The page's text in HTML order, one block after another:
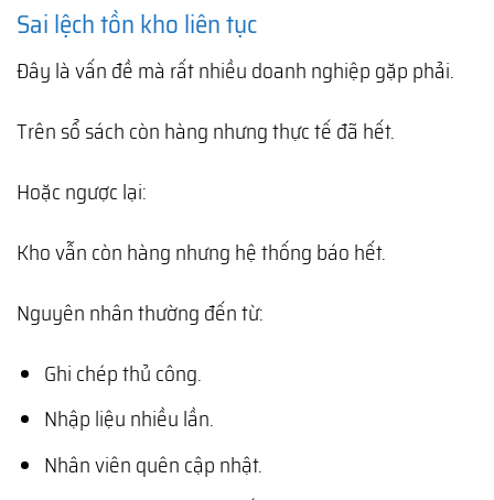
Sai lệch tồn kho liên tục
Đây là vấn đề mà rất nhiều doanh nghiệp gặp phải.
Trên sổ sách còn hàng nhưng thực tế đã hết.
Hoặc ngược lại:
Kho vẫn còn hàng nhưng hệ thống báo hết.
Nguyên nhân thường đến từ:
Ghi chép thủ công.
Nhập liệu nhiều lần.
Nhân viên quên cập nhật.